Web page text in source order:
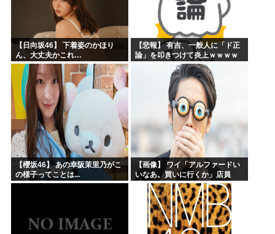
【日向坂46】 下着姿のかほり
ん、大丈夫かこれ…
【悲報】 有吉、一般人に「ド正
論」を叩きつけて炎上ｗｗｗｗ
【櫻坂46】 あの幸阪茉里乃がこ
の様子ってことは...
【画像】 ワイ「アルファードい
いなあ。買いに行くか」店員
「ほいっ見積もりな！」ワイ
「金額おかしくね？」←お前ら
もそう思うよな？？？？？